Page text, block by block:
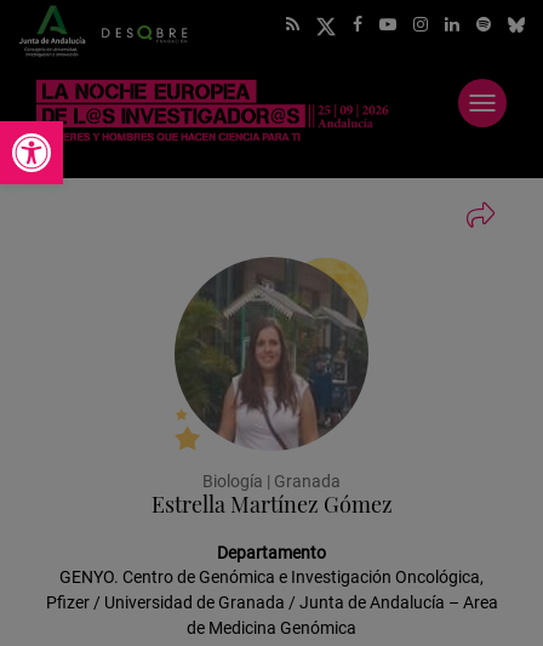
Abrir barra de herramientas
Abrir
menú
Biología | Granada
Estrella Martínez Gómez
Departamento
GENYO. Centro de Genómica e Investigación Oncológica,
Pfizer / Universidad de Granada / Junta de Andalucía – Area
de Medicina Genómica